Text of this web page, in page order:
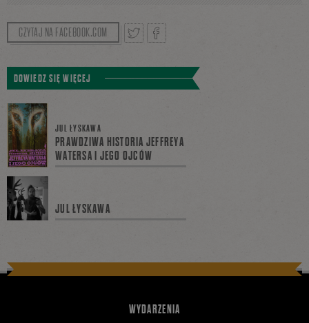
CZYTAJ NA FACEBOOK.COM
TweetnijPodziel
DOWIEDZ SIĘ WIĘCEJ
JUL ŁYSKAWA
PRAWDZIWA HISTORIA JEFFREYA
WATERSA I JEGO OJCÓW
JUL ŁYSKAWA
WYDARZENIA